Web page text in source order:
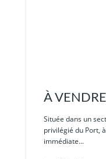
À VENDRE Belle
maison
Située dans un
privilégié du Port,
immédiate...